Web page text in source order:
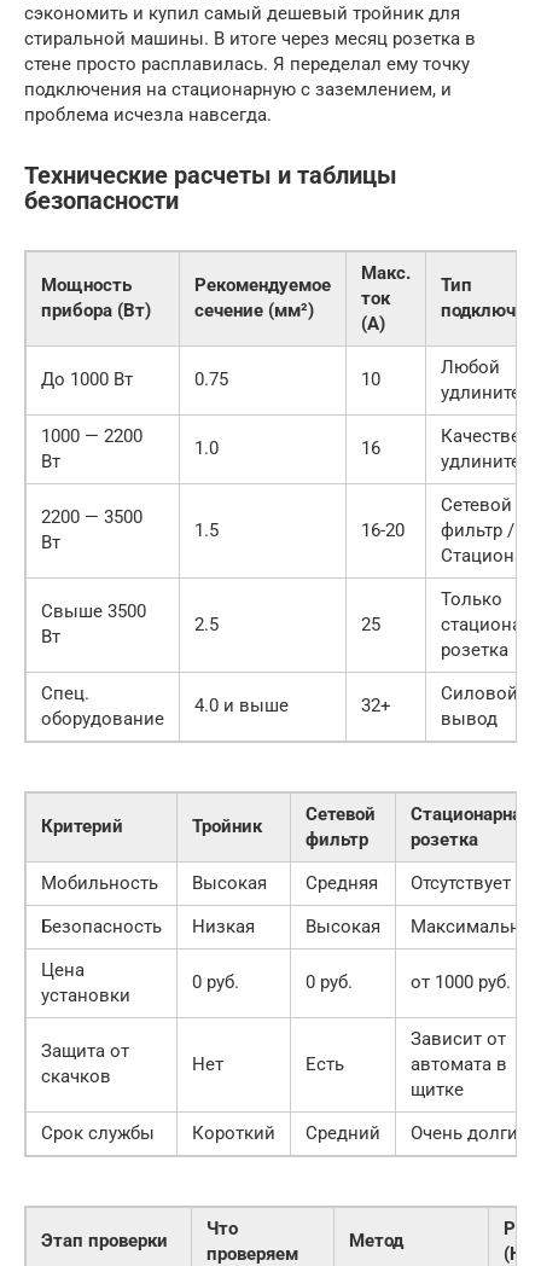
сэкономить и купил самый дешевый тройник для
стиральной машины. В итоге через месяц розетка в
стене просто расплавилась. Я переделал ему точку
подключения на стационарную с заземлением, и
проблема исчезла навсегда.
Технические расчеты и таблицы
безопасности
Мощность
прибора (Вт)
Рекомендуемое
сечение (мм²)
Макс.
ток
(А)
Тип
До 1000 Вт 0.75 10
Любой
удлинитель
1000 — 2200
Вт
1.0 16
удлинитель
2200 — 3500
Вт
1.5 16-20
Сетевой
фильтр /
Стационар
Свыше 3500
Вт
2.5 25
Только
розетка
Спец.
оборудование
4.0 и выше 32+
Силовой
вывод
Критерий Тройник
Сетевой
фильтр
Стационарная
розетка
Мобильность
Высокая Средняя
Отсутствует
Безопасность
Низкая Высокая
Максимальная
Цена
установки
0 руб. 0 руб. от 1000 руб.
Защита от
скачков
Нет Есть
Зависит от
автомата в
щитке
Срок службы
Короткий Средний Очень долгий
Этап проверки
Что
проверяем
Метод